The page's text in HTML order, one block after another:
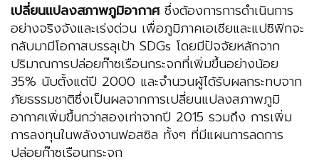
เปลี่ยนแปลงสภาพภูมิอากาศซึ่งต้องการการดำเนินการ
อย่างจริงจังและเร่งด่วน เพื่อภูมิภาคเอเชียและแปซิฟิกจะ
กลับมามีโอกาสบรรลุเป้า SDGs โดยมีปัจจัยหลักจาก
ปริมาณการปล่อยก๊าซเรือนกระจกที่เพิ่มขึ้นอย่างน้อย
35% นับตั้งแต่ปี 2000 และจำนวนผู้ได้รับผลกระทบจาก
ภัยธรรมชาติซึ่งเป็นผลจากการเปลี่ยนแปลงสภาพภูมิ
อากาศเพิ่มขึ้นกว่าสองเท่าจากปี 2015 รวมถึง การเพิ่ม
การลงทุนในพลังงานฟอสซิล ทั้งๆ ที่มีแผนการลดการ
ปล่อยก๊าซเรือนกระจก